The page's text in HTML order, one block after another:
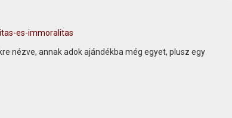
es-immoralitas
nézve, annak adok ajándékba még egyet, plusz egy